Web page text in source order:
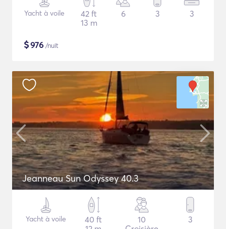
Yacht à voile
42 ft
13 m
6 3 3
$976 /nuit
Jeanneau Sun Odyssey 40.3
Yacht à voile
40 ft
10
3